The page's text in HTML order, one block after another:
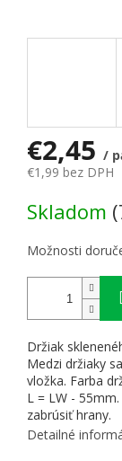
€2,45 /
€1,99 bez DPH
Skladom
Možnosti
Držiak
Medzi držiaky
vložka. Farba
L = LW -
zabrúsiť hrany.
Detailné